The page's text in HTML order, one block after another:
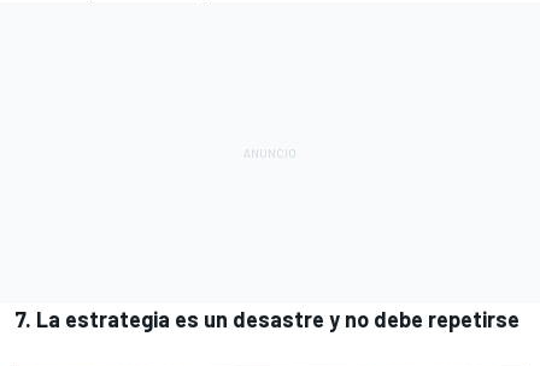
7. La estrategia es un desastre y no debe repetirse